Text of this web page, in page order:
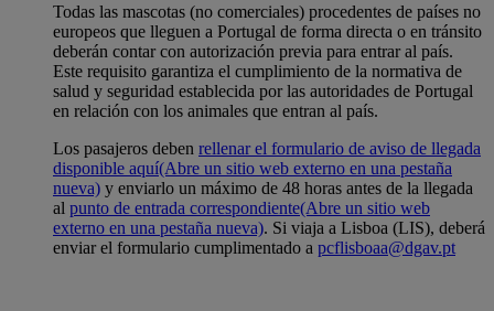
Todas las mascotas (no comerciales) procedentes de países no
europeos que lleguen a Portugal de forma directa o en tránsito
deberán contar con autorización previa para entrar al país.
Este requisito garantiza el cumplimiento de la normativa de
salud y seguridad establecida por las autoridades de Portugal
en relación con los animales que entran al país.
Los pasajeros deben rellenar el formulario de aviso de llegada
disponible aquí(Abre un sitio web externo en una pestaña
nueva) y enviarlo un máximo de 48 horas antes de la llegada
al punto de entrada correspondiente(Abre un sitio web
externo en una pestaña nueva). Si viaja a Lisboa (LIS), deberá
enviar el formulario cumplimentado a pcflisboaa@dgav.pt